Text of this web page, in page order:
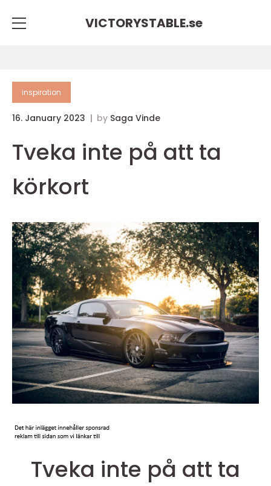
VICTORYSTABLE.se
inspiration
16. January 2023 by Saga Vinde
Tveka inte på att ta
körkort
Tveka inte på att ta